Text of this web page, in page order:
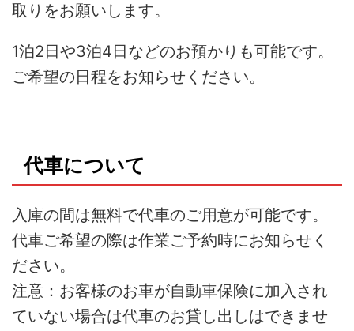
取りをお願いします。
1泊2日や3泊4日などのお預かりも可能です。
ご希望の日程をお知らせください。
代車について
入庫の間は無料で代車のご用意が可能です。
代車ご希望の際は作業ご予約時にお知らせく
ださい。
注意：お客様のお車が自動車保険に加入され
ていない場合は代車のお貸し出しはできませ